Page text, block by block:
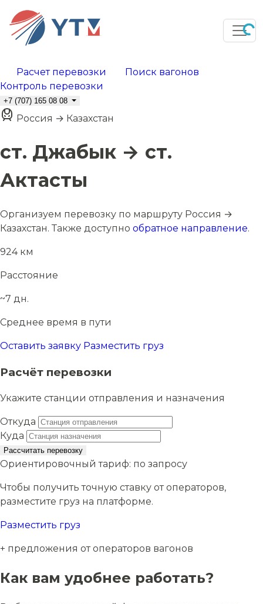
Расчет перевозки
Поиск вагонов
Контроль перевозки
+7 (707) 165 08 08
Россия → Казахстан
ст. Джабык → ст.
Актасты
Организуем перевозку по маршруту Россия →
Казахстан. Также доступно обратное направление.
924 км
Расстояние
~7 дн.
Среднее время в пути
Оставить заявку Разместить груз
Расчёт перевозки
Укажите станции отправления и назначения
Откуда
Куда
Рассчитать перевозку
Ориентировочный тариф: по запросу
Чтобы получить точную ставку от операторов,
разместите груз на платформе.
Разместить груз
+ предложения от операторов вагонов
Как вам удобнее работать?